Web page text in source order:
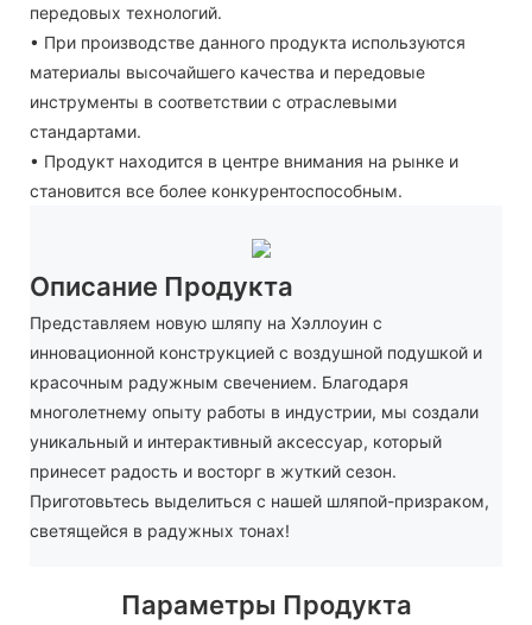
передовых технологий.
• При производстве данного продукта используются
материалы высочайшего качества и передовые
инструменты в соответствии с отраслевыми
стандартами.
• Продукт находится в центре внимания на рынке и
становится все более конкурентоспособным.
Описание Продукта
Представляем новую шляпу на Хэллоуин с
инновационной конструкцией с воздушной подушкой и
красочным радужным свечением. Благодаря
многолетнему опыту работы в индустрии, мы создали
уникальный и интерактивный аксессуар, который
принесет радость и восторг в жуткий сезон.
Приготовьтесь выделиться с нашей шляпой-призраком,
светящейся в радужных тонах!
Параметры Продукта